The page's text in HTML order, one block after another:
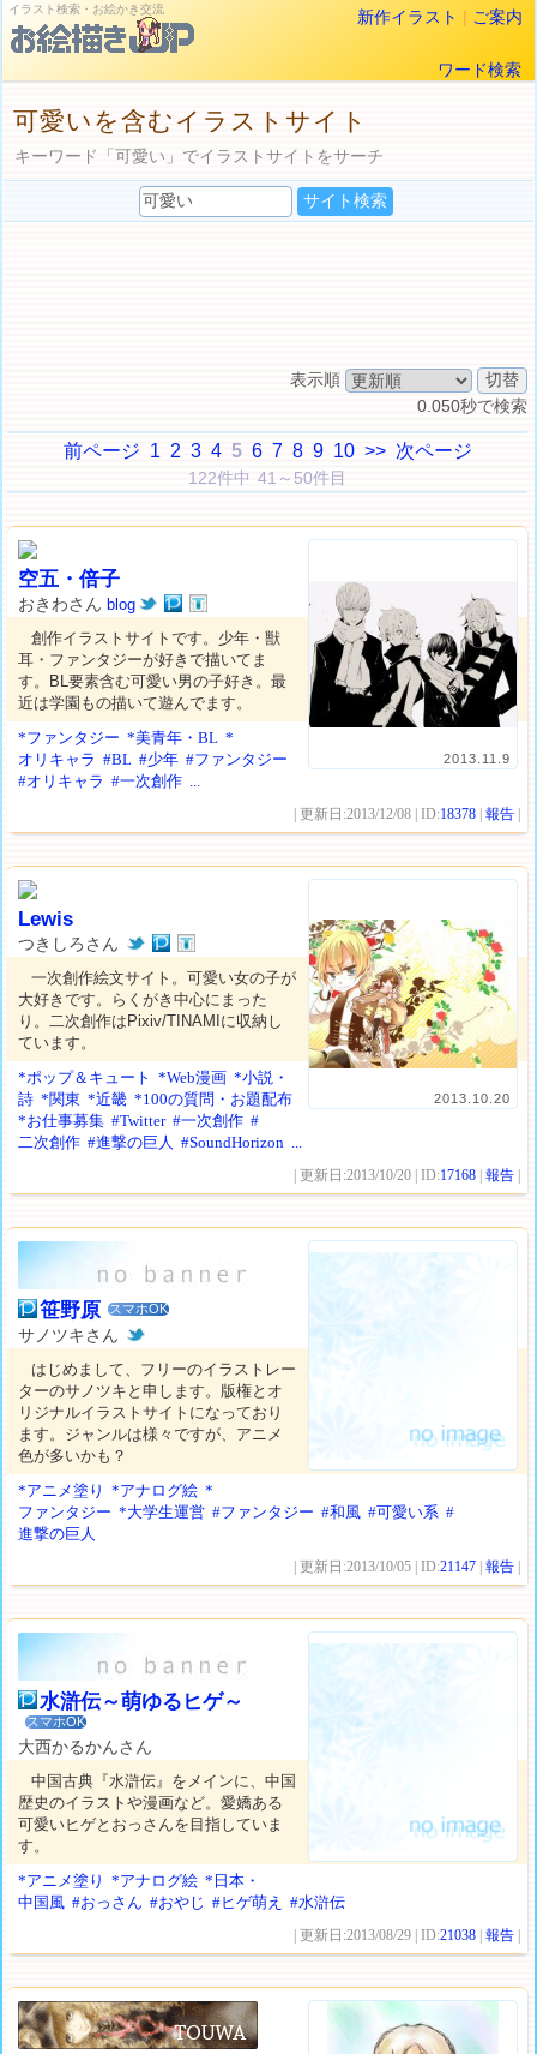
イラスト検索・お絵かき交流 新作イラスト | ご案内
ワード検索
可愛いを含むイラストサイト
キーワード「可愛い」でイラストサイトをサーチ
表示順
0.050秒で検索
前ページ 1 2 3 4 5 6 7 8 9 10 >> 次ページ
122件中 41～50件目
2013.11.9
空五・倍子
おきわさんblog
創作イラストサイトです。少年・獣
耳・ファンタジーが好きで描いてま
す。BL要素含む可愛い男の子好き。最
近は学園もの描いて遊んでます。
*ファンタジー *美青年・BL *
オリキャラ #BL #少年 #ファンタジー
#オリキャラ #一次創作 ...
| 更新日:2013/12/08 | ID:18378 |報告
2013.10.20
Lewis
つきしろさん
一次創作絵文サイト。可愛い女の子が
大好きです。らくがき中心にまった
り。二次創作はPixiv/TINAMIに収納し
ています。
*ポップ＆キュート
*Web漫画 *小説・
詩 *関東 *近畿 *100の質問・お題配布
*お仕事募集 #Twitter #一次創作 #
二次創作 #進撃の巨人 #SoundHorizon ...
| 更新日:2013/10/20 | ID:17168 |報告
笹野原 スマホOK
サノツキさん
はじめまして、フリーのイラストレー
ターのサノツキと申します。版権とオ
リジナルイラストサイトになっており
ます。ジャンルは様々ですが、アニメ
色が多いかも？
*アニメ塗り
*アナログ絵 *
ファンタジー *大学生運営 #ファンタジー #和風 #可愛い系 #
進撃の巨人
| 更新日:2013/10/05 | ID:21147 |報告
水滸伝～萌ゆるヒゲ～
スマホOK
大西かるかんさん
中国古典『水滸伝』をメインに、中国
歴史のイラストや漫画など。愛嬌ある
可愛いヒゲとおっさんを目指していま
す。
*アニメ塗り
*アナログ絵 *日本・
中国風 #おっさん #おやじ #ヒゲ萌え #水滸伝
| 更新日:2013/08/29 | ID:21038 |報告